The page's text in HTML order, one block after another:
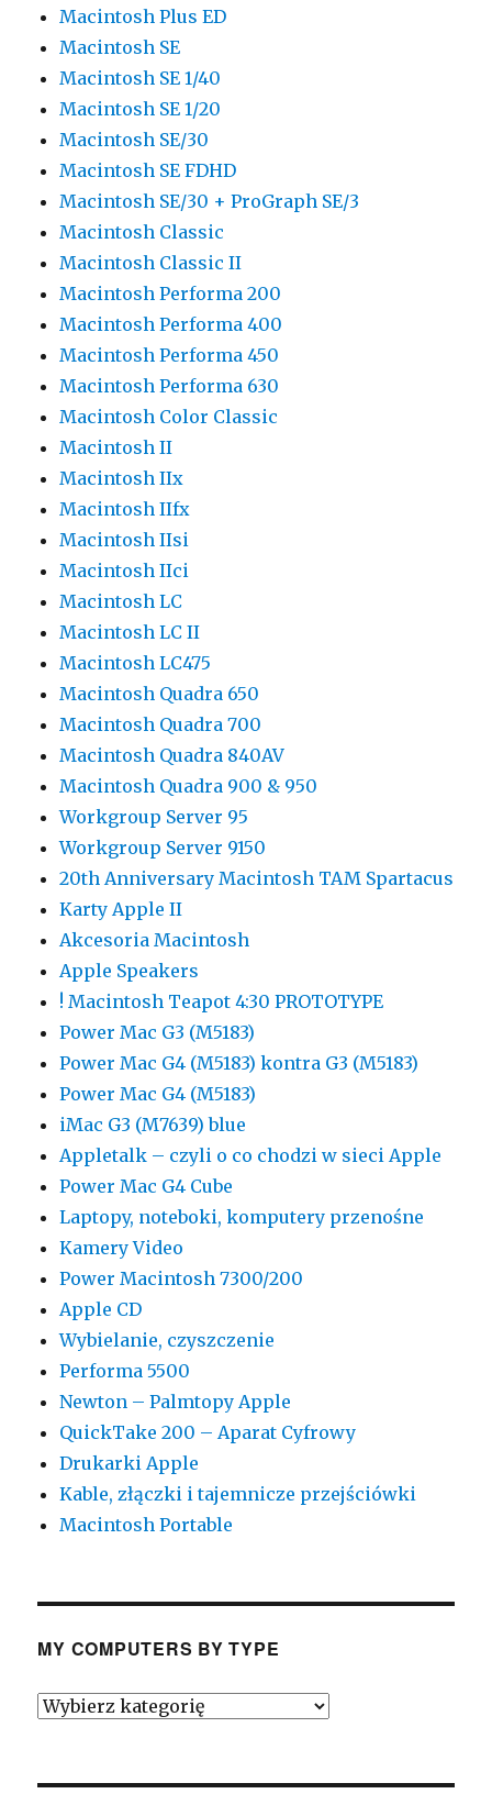
Macintosh Plus ED
Macintosh SE
Macintosh SE 1/40
Macintosh SE 1/20
Macintosh SE/30
Macintosh SE FDHD
Macintosh SE/30 + ProGraph SE/3
Macintosh Classic
Macintosh Classic II
Macintosh Performa 200
Macintosh Performa 400
Macintosh Performa 450
Macintosh Performa 630
Macintosh Color Classic
Macintosh II
Macintosh IIx
Macintosh IIfx
Macintosh IIsi
Macintosh IIci
Macintosh LC
Macintosh LC II
Macintosh LC475
Macintosh Quadra 650
Macintosh Quadra 700
Macintosh Quadra 840AV
Macintosh Quadra 900 & 950
Workgroup Server 95
Workgroup Server 9150
20th Anniversary Macintosh TAM Spartacus
Karty Apple II
Akcesoria Macintosh
Apple Speakers
! Macintosh Teapot 4:30 PROTOTYPE
Power Mac G3 (M5183)
Power Mac G4 (M5183) kontra G3 (M5183)
Power Mac G4 (M5183)
iMac G3 (M7639) blue
Appletalk – czyli o co chodzi w sieci Apple
Power Mac G4 Cube
Laptopy, noteboki, komputery przenośne
Kamery Video
Power Macintosh 7300/200
Apple CD
Wybielanie, czyszczenie
Performa 5500
Newton – Palmtopy Apple
QuickTake 200 – Aparat Cyfrowy
Drukarki Apple
Kable, złączki i tajemnicze przejściówki
Macintosh Portable
MY COMPUTERS BY TYPE
My